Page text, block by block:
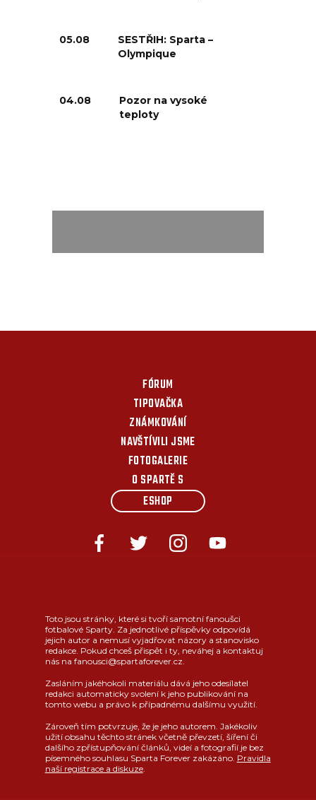
05.08
SESTŘIH: Sparta –
Olympique
04.08
Pozor na vysoké
teploty
FÓRUM
TIPOVAČKA
ZNÁMKOVÁNÍ
NAVŠTÍVILI JSME
FOTOGALERIE
O SPARTĚ S
ESHOP
Toto jsou stránky, které si tvoří samotní fanoušci
fotbalové Sparty. Za jednotlivé příspěvky odpovídá
jejich autor a nemusí vyjadřovat názory a stanovisko
redakce. Pokud chceš přispět i ty, neváhej a kontaktuj
nás na fanousci@spartaforever.cz.
Zasláním jakéhokoli materiálu dává jeho odesílatel
redakci automaticky svolení k jeho publikování na
tomto webu a právo k případnému dalšímu využití.
Zároveň tím potvrzuje, že je jeho autorem. Jakékoliv
užití obsahu těchto stránek včetně převzetí, šíření či
dalšího zpřístupňování článků, videí a fotografií je bez
písemného souhlasu Sparta Forever zakázáno. Pravidla
naší registrace a diskuze.